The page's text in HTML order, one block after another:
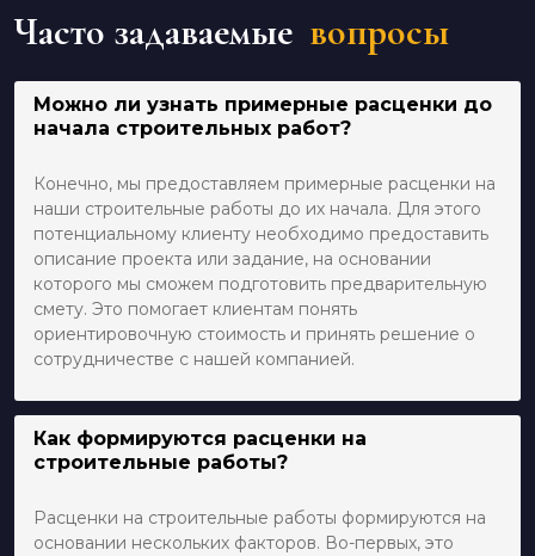
Часто задаваемые вопросы
Можно ли узнать примерные расценки до
начала строительных работ?
Конечно, мы предоставляем примерные расценки на
наши строительные работы до их начала. Для этого
потенциальному клиенту необходимо предоставить
описание проекта или задание, на основании
которого мы сможем подготовить предварительную
смету. Это помогает клиентам понять
ориентировочную стоимость и принять решение о
сотрудничестве с нашей компанией.
Как формируются расценки на
строительные работы?
Расценки на строительные работы формируются на
основании нескольких факторов. Во-первых, это